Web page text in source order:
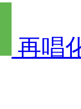
再唱